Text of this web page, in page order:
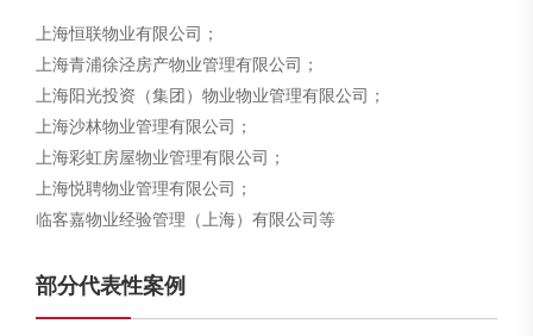
上海恒联物业有限公司；
上海青浦徐泾房产物业管理有限公司；
上海阳光投资（集团）物业物业管理有限公司；
上海沙林物业管理有限公司；
上海彩虹房屋物业管理有限公司；
上海悦聘物业管理有限公司；
临客嘉物业经验管理（上海）有限公司等
部分代表性案例